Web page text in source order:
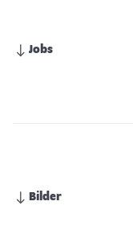
Jobs
Bilder